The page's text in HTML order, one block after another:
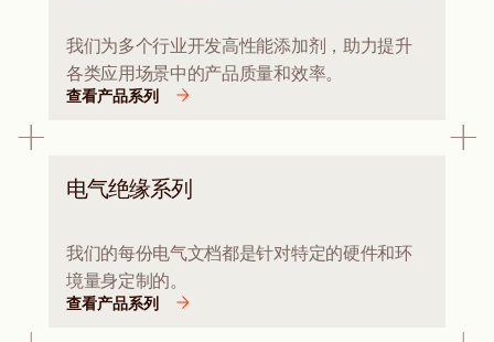
我们为多个行业开发高性能添加剂，助力提升
各类应用场景中的产品质量和效率。
查看产品系列
电气绝缘系列
我们的每份电气文档都是针对特定的硬件和环
境量身定制的。
查看产品系列